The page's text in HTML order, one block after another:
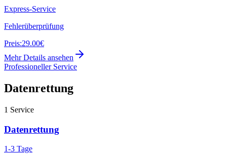
Express-Service
Fehlerüberprüfung
Preis:29.00€
Mehr Details ansehen
Professioneller Service
Datenrettung
1 Service
Datenrettung
1-3 Tage